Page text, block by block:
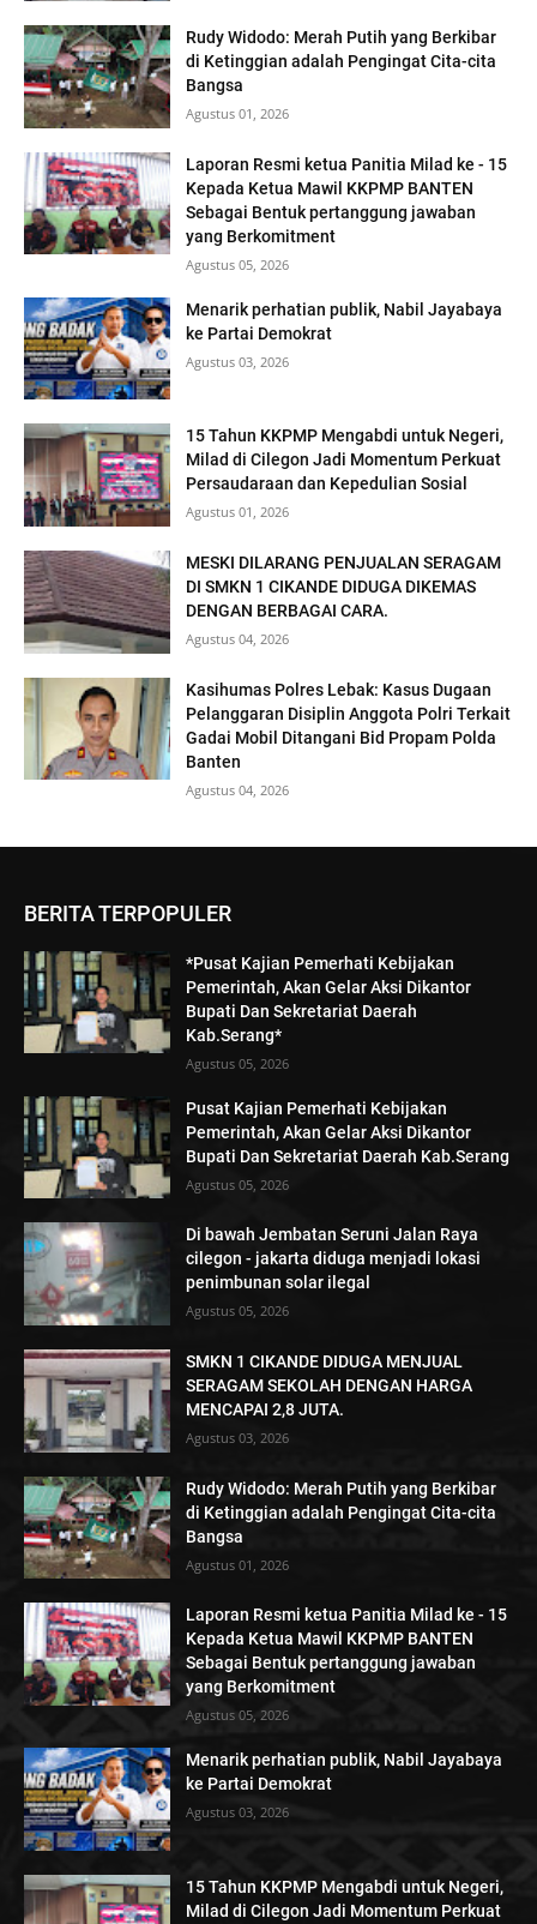
Rudy Widodo: Merah Putih yang Berkibar
di Ketinggian adalah Pengingat Cita-cita
Bangsa
Agustus 01, 2026
Laporan Resmi ketua Panitia Milad ke - 15
Kepada Ketua Mawil KKPMP BANTEN
Sebagai Bentuk pertanggung jawaban
yang Berkomitment
Agustus 05, 2026
Menarik perhatian publik, Nabil Jayabaya
ke Partai Demokrat
Agustus 03, 2026
15 Tahun KKPMP Mengabdi untuk Negeri,
Milad di Cilegon Jadi Momentum Perkuat
Persaudaraan dan Kepedulian Sosial
Agustus 01, 2026
MESKI DILARANG PENJUALAN SERAGAM
DI SMKN 1 CIKANDE DIDUGA DIKEMAS
DENGAN BERBAGAI CARA.
Agustus 04, 2026
Kasihumas Polres Lebak: Kasus Dugaan
Pelanggaran Disiplin Anggota Polri Terkait
Gadai Mobil Ditangani Bid Propam Polda
Banten
Agustus 04, 2026
BERITA TERPOPULER
*Pusat Kajian Pemerhati Kebijakan
Pemerintah, Akan Gelar Aksi Dikantor
Bupati Dan Sekretariat Daerah
Kab.Serang*
Agustus 05, 2026
Pusat Kajian Pemerhati Kebijakan
Pemerintah, Akan Gelar Aksi Dikantor
Bupati Dan Sekretariat Daerah Kab.Serang
Agustus 05, 2026
Di bawah Jembatan Seruni Jalan Raya
cilegon - jakarta diduga menjadi lokasi
penimbunan solar ilegal
Agustus 05, 2026
SMKN 1 CIKANDE DIDUGA MENJUAL
SERAGAM SEKOLAH DENGAN HARGA
MENCAPAI 2,8 JUTA.
Agustus 03, 2026
Rudy Widodo: Merah Putih yang Berkibar
di Ketinggian adalah Pengingat Cita-cita
Bangsa
Agustus 01, 2026
Laporan Resmi ketua Panitia Milad ke - 15
Kepada Ketua Mawil KKPMP BANTEN
Sebagai Bentuk pertanggung jawaban
yang Berkomitment
Agustus 05, 2026
Menarik perhatian publik, Nabil Jayabaya
ke Partai Demokrat
Agustus 03, 2026
15 Tahun KKPMP Mengabdi untuk Negeri,
Milad di Cilegon Jadi Momentum Perkuat